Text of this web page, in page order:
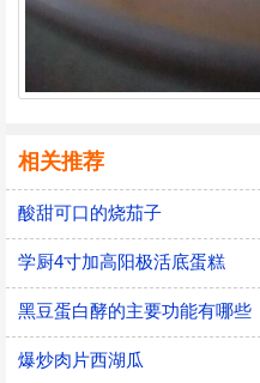
相关推荐
酸甜可口的烧茄子
学厨4寸加高阳极活底蛋糕
黑豆蛋白酵的主要功能有哪些
爆炒肉片西湖瓜